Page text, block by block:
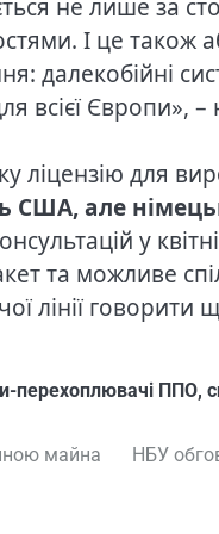
не лише за
І це також
всієї Європи»,
ліцензію для
США, але
у
та можливе
лінії говорити
перехоплювачі ППО,
майна
НБУ